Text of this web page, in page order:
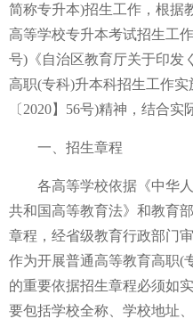
简称专升本)招生工作，根据
高等学校专升本考试招生工
号)《自治区教育厅关于印发
高职(专科)升本科招生工作
〔2020】56号)精神，结合实
一、招生章程
各高等学校依据《中华
共和国高等教育法》和教育
章程，经省级教育行政部门
作为开展普通高等教育高职(
的重要依据招生章程必须如
要包括学校全称、学校地址